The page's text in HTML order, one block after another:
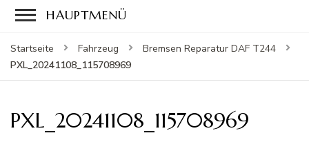
HAUPTMENÜ
Startseite Fahrzeug
Bremsen Reparatur DAF T244
PXL_20241108_115708969
PXL_20241108_115708969